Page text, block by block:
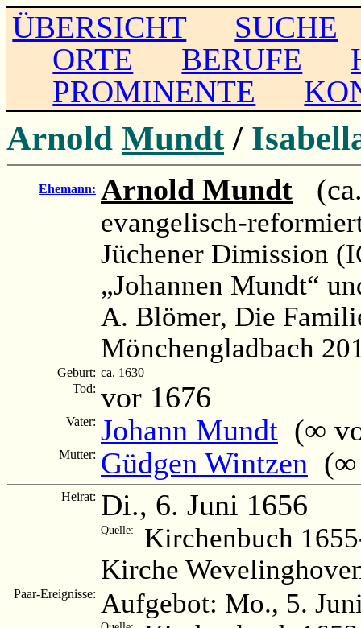
ÜBERSICHT
SUCHE
ORTE
BERUFE
PROMINENTE
Arnold Mundt /
Ehemann: Arnold Mundt
evangelisch-
Jüchener Dimission
„Johannen Mundt“
A. Blömer, Die
Mönchengladbach
Geburt: ca. 1630
Tod: vor 1676
Vater: Johann Mundt (∞
Mutter: Güdgen Wintzen (∞
Heirat: Di., 6. Juni 1656
Quelle:
Kirchenbuch
Kirche
Paar-Ereignisse: Aufgebot: Mo., 5.